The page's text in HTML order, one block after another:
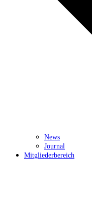
News
Journal
Mitgliederbereich